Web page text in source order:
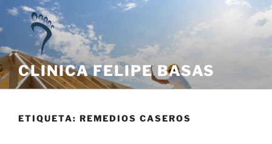
CLINICA FELIPE BASAS
ETIQUETA: REMEDIOS CASEROS